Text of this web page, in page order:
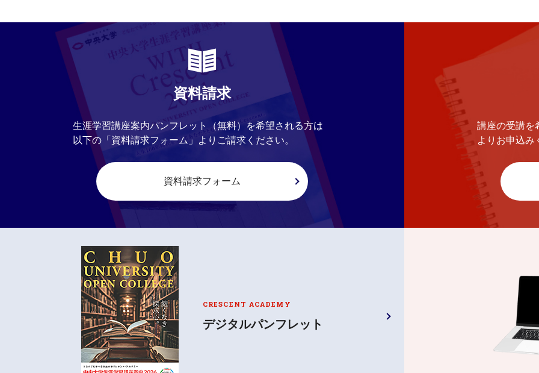
資料請求
生涯学習講座案内パンフレット（無料）を希望される方は
以下の「資料請求フォーム」よりご請求ください。
資料請求フォーム
講座の受講を
よりお申込み
CRESCENT ACADEMY
デジタルパンフレット